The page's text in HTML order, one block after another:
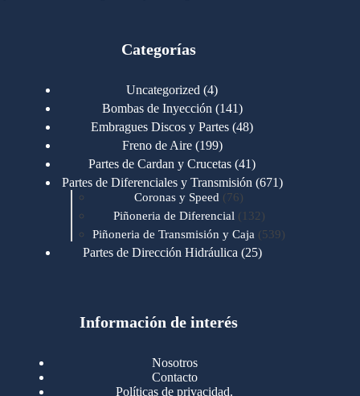
Categorías
Uncategorized 44
productos
Bombas de Inyección 141141
productos
Embragues Discos y Partes 4848
Freno de Aire 199199
productos
Partes de Cardan y Crucetas 4141
productos
Partes de Diferenciales y Transmisión 671671
Coronas y Speed 7676
productos
Piñoneria de Diferencial 132 132
productos
Piñoneria de Transmisión y Caja 539539
Partes de Dirección Hidráulica 2525
Motores Cummins 723
Cummins B/C 855
Cummins ISF
Información de interés
Nosotros
Contacto
Políticas de privacidad.